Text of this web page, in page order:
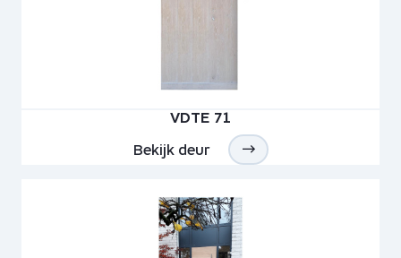
VDTE 71
Bekijk deur